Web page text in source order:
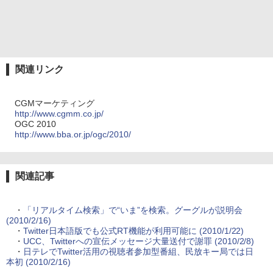
関連リンク
CGMマーケティング
http://www.cgmm.co.jp/
OGC 2010
http://www.bba.or.jp/ogc/2010/
関連記事
・
「リアルタイム検索」で“いま”を検索。グーグルが説明会
(2010/2/16)
・ Twitter日本語版でも公式RT機能が利用可能に (2010/1/22)
・ UCC、Twitterへの宣伝メッセージ大量送付で謝罪 (2010/2/8)
・ 日テレでTwitter活用の視聴者参加型番組、民放キー局では日
本初 (2010/2/16)